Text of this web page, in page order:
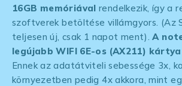
16GB memóriával rendelkezik, így a
szoftverek betöltése villámgyors. (Az
teljesen új, csak 1 napot ment).A
legújabb WIFI 6E-os (AX211)
Ennek az adatátviteli sebessége 3x,
környezetben pedig 4x akkora, mint